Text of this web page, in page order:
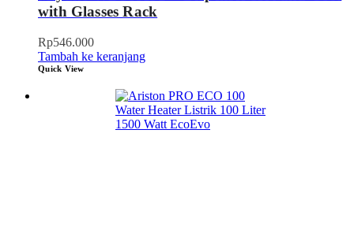
with Glasses Rack
Rp546.000
Tambah ke keranjang
Quick View